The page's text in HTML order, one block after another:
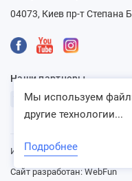
04073, Киев пр-т Степана
Наши партнеры
Интернет-магазин
Сайт разработан: WebFun
Мы используем
другие технологии...
Подробнее